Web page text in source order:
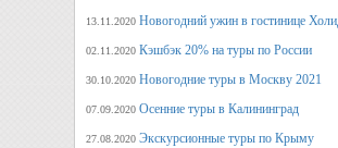
13.11.2020 Новогодний ужин в гостинице
02.11.2020 Кэшбэк 20% на туры по России
30.10.2020 Новогодние туры в Москву 2021
07.09.2020 Осенние туры в Калининград
27.08.2020 Экскурсионные туры по Крыму